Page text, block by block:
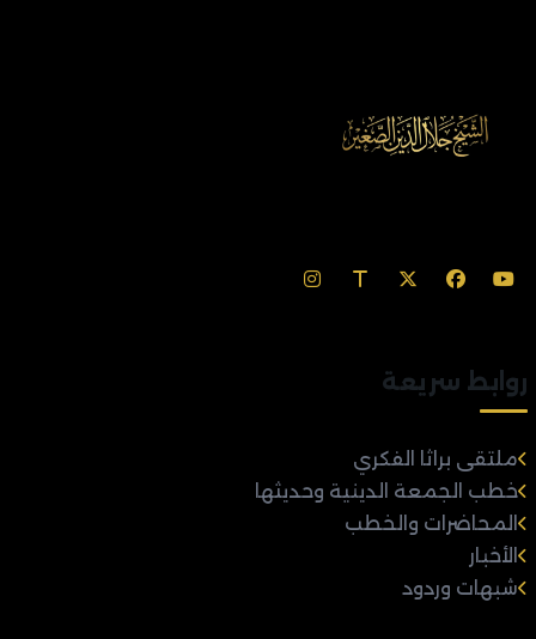
روابط سريعة
ملتقى براثا الفكري
خطب الجمعة الدينية وحديثها
المحاضرات والخطب
الأخبار
شبهات وردود